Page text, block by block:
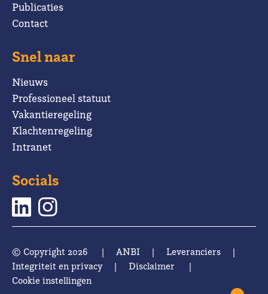
Publicaties
Contact
Snel naar
Nieuws
Professioneel statuut
Vakantieregeling
Klachtenregeling
Intranet
Socials
© Copyright 2026 | ANBI | Leveranciers
|
Integriteit en privacy
| Disclaimer
|
Cookie instellingen